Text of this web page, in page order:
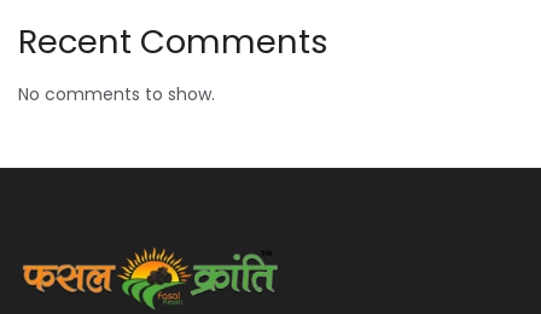
Recent Comments
No comments to show.